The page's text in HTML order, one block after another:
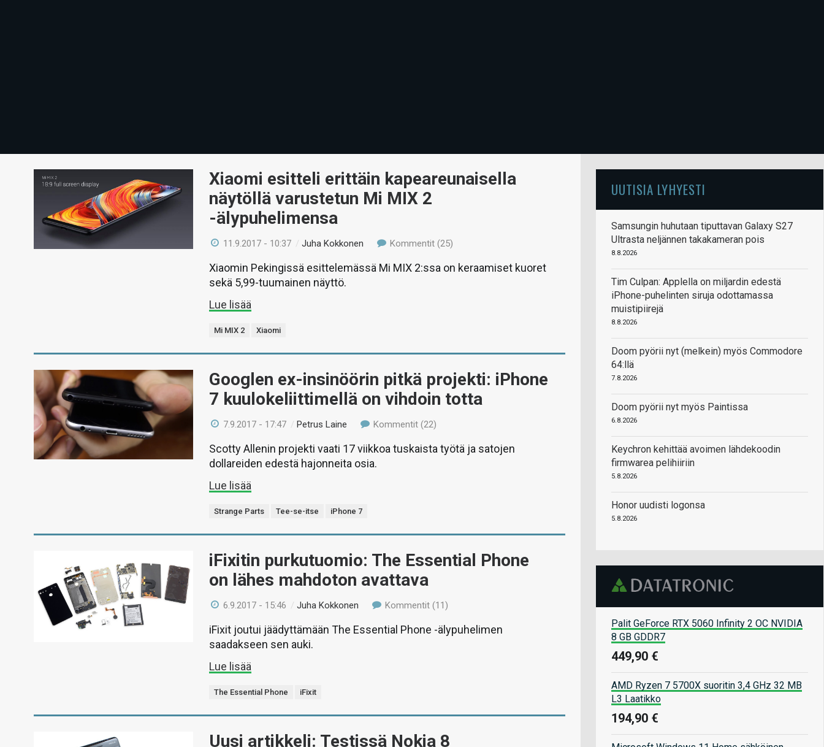
Xiaomi esitteli erittäin kapeareunaisella
näytöllä varustetun Mi MIX 2
-älypuhelimensa
11.9.2017 - 10:37 /Juha Kokkonen Kommentit (25)
Xiaomin Pekingissä esittelemässä Mi MIX 2:ssa on keraamiset kuoret
sekä 5,99-tuumainen näyttö.
Lue lisää
Mi MIX 2 Xiaomi
Googlen ex-insinöörin pitkä projekti: iPhone
7 kuulokeliittimellä on vihdoin totta
7.9.2017 - 17:47 /Petrus Laine Kommentit (22)
Scotty Allenin projekti vaati 17 viikkoa tuskaista työtä ja satojen
dollareiden edestä hajonneita osia.
Lue lisää
Strange Parts Tee-se-itse iPhone 7
iFixitin purkutuomio: The Essential Phone
on lähes mahdoton avattava
6.9.2017 - 15:46 /Juha Kokkonen Kommentit (11)
iFixit joutui jäädyttämään The Essential Phone -älypuhelimen
saadakseen sen auki.
Lue lisää
The Essential Phone iFixit
Uusi artikkeli: Testissä Nokia 8
UUTISIA LYHYESTI
Samsungin huhutaan tiputtavan Galaxy S27
Ultrasta neljännen takakameran pois
8.8.2026
Tim Culpan: Applella on miljardin edestä
iPhone-puhelinten siruja odottamassa
muistipiirejä
8.8.2026
Doom pyörii nyt (melkein) myös Commodore
64:llä
7.8.2026
Doom pyörii nyt myös Paintissa
6.8.2026
Keychron kehittää avoimen lähdekoodin
firmwarea pelihiiriin
5.8.2026
Honor uudisti logonsa
5.8.2026
Palit GeForce RTX 5060 Infinity 2 OC NVIDIA
8 GB GDDR7
449,90 €
AMD Ryzen 7 5700X suoritin 3,4 GHz 32 MB
L3 Laatikko
194,90 €